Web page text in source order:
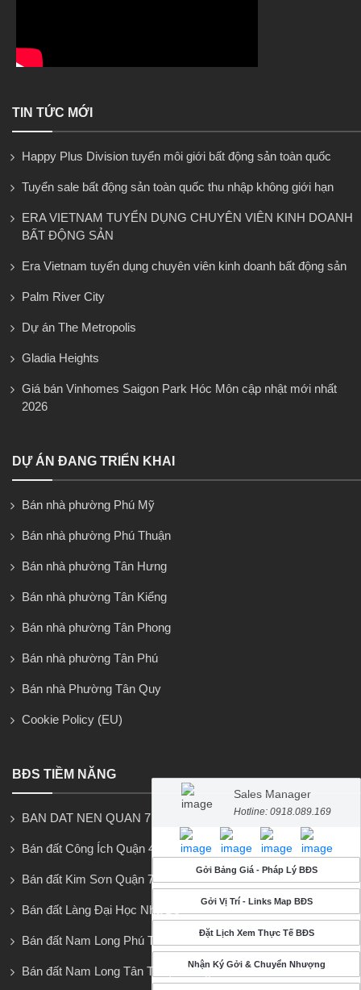
Sales Manager
Hotline: 0918.089.169
Gởi Bảng Giá - Pháp Lý BĐS
Gởi Vị Trí - Links Map BĐS
Đặt Lịch Xem Thực Tế BĐS
Nhận Ký Gởi & Chuyển Nhượng
TIN TỨC MỚI
Happy Plus Division tuyển môi giới bất động sản toàn quốc
Tuyển sale bất động sản toàn quốc thu nhập không giới hạn
ERA VIETNAM TUYỂN DỤNG CHUYÊN VIÊN KINH DOANH
BẤT ĐỘNG SẢN
Era Vietnam tuyển dụng chuyên viên kinh doanh bất động sản
Palm River City
Dự án The Metropolis
Gladia Heights
Giá bán Vinhomes Saigon Park Hóc Môn cập nhật mới nhất
2026
DỰ ÁN ĐANG TRIỂN KHAI
Bán nhà phường Phú Mỹ
Bán nhà phường Phú Thuận
Bán nhà phường Tân Hưng
Bán nhà phường Tân Kiểng
Bán nhà phường Tân Phong
Bán nhà phường Tân Phú
Bán nhà Phường Tân Quy
Cookie Policy (EU)
BĐS TIỀM NĂNG
BAN DAT NEN QUAN 7
Bán đất Công Ích Quận 4
Bán đất Kim Sơn Quận 7
Bán đất Làng Đại Học Nhà Bè
Bán đất Nam Long Phú Thuận
Bán đất Nam Long Tân Thuận Đông